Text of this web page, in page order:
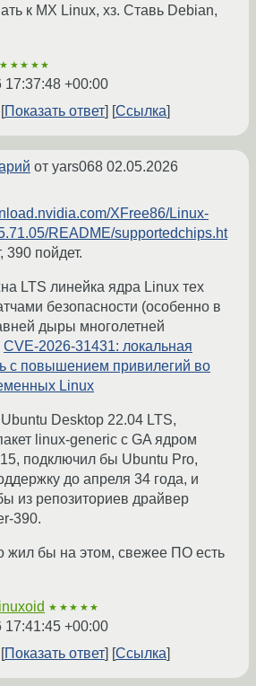
к MX Linux, хз. Ставь Debian,
★★★★★
17:37:48 +00:00
Показать ответ Ссылка
от yars068 02.05.2026
XFree86/Linux-
README/supportedchips.ht
390 пойдет.
LTS линейка ядра Linux тех
безопасности (особенно в
дыры многолетней
CVE-2026-31431: локальная
с повышением привилегий во
Linux
Desktop 22.04 LTS,
linux-generic с GA ядром
подключил бы Ubuntu Pro,
до апреля 34 года, и
из репозиториев драйвер
390.
жил бы на этом, свежее ПО есть
★★★★★
17:41:45 +00:00
Показать ответ Ссылка